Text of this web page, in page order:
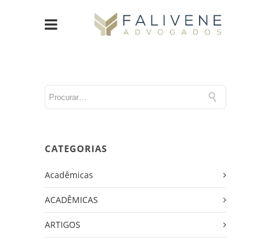
CATEGORIAS
Acadêmicas
ACADÊMICAS
ARTIGOS